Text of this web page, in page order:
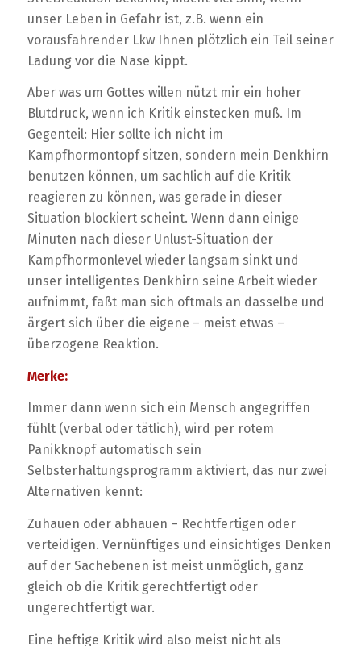
unser Leben in Gefahr ist, z.B. wenn ein
vorausfahrender Lkw Ihnen plötzlich ein Teil seiner
Ladung vor die Nase kippt.
Aber was um Gottes willen nützt mir ein hoher
Blutdruck, wenn ich Kritik einstecken muß. Im
Gegenteil: Hier sollte ich nicht im
Kampfhormontopf sitzen, sondern mein Denkhirn
benutzen können, um sachlich auf die Kritik
reagieren zu können, was gerade in dieser
Situation blockiert scheint. Wenn dann einige
Minuten nach dieser Unlust-Situation der
Kampfhormonlevel wieder langsam sinkt und
unser intelligentes Denkhirn seine Arbeit wieder
aufnimmt, faßt man sich oftmals an dasselbe und
ärgert sich über die eigene – meist etwas –
überzogene Reaktion.
Merke:
Immer dann wenn sich ein Mensch angegriffen
fühlt (verbal oder tätlich), wird per rotem
Panikknopf automatisch sein
Selbsterhaltungsprogramm aktiviert, das nur zwei
Alternativen kennt:
Zuhauen oder abhauen – Rechtfertigen oder
verteidigen. Vernünftiges und einsichtiges Denken
auf der Sachebenen ist meist unmöglich, ganz
gleich ob die Kritik gerechtfertigt oder
ungerechtfertigt war.
Eine heftige Kritik wird also meist nicht als